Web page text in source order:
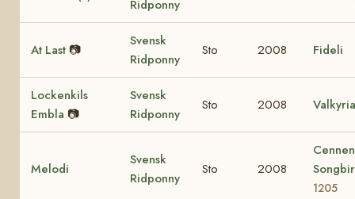
Ridponny
At Last 📷
Svensk
Ridponny
Sto 2008 Fideli
Lockenkils
Embla 📷
Svensk
Ridponny
Sto 2008 Valkyria
Melodi
Svensk
Ridponny
Sto 2008
Cennen
1205